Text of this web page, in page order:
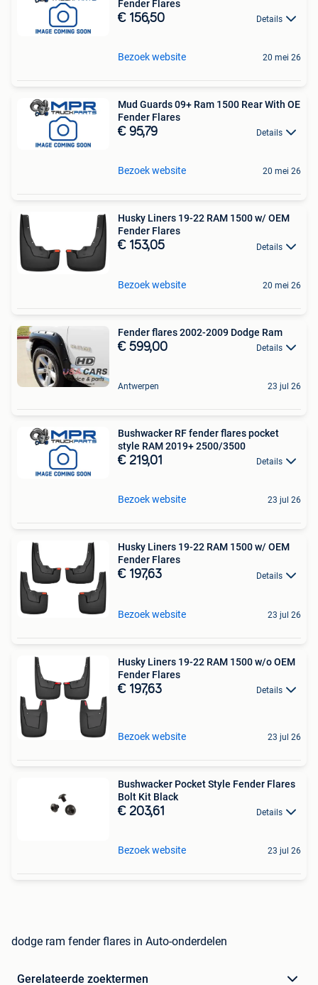
Fender Flares
€ 156,50 Details
Bezoek website 20 mei 26
Mud Guards 09+ Ram 1500 Rear With OE
Fender Flares
€ 95,79 Details
Bezoek website 20 mei 26
Husky Liners 19-22 RAM 1500 w/ OEM
Fender Flares
€ 153,05 Details
Bezoek website 20 mei 26
Fender flares 2002-2009 Dodge Ram
€ 599,00 Details
Antwerpen 23 jul 26
Bushwacker RF fender flares pocket
style RAM 2019+ 2500/3500
€ 219,01 Details
Bezoek website 23 jul 26
Husky Liners 19-22 RAM 1500 w/ OEM
Fender Flares
€ 197,63 Details
Bezoek website 23 jul 26
Husky Liners 19-22 RAM 1500 w/o OEM
Fender Flares
€ 197,63 Details
Bezoek website 23 jul 26
Bushwacker Pocket Style Fender Flares
Bolt Kit Black
€ 203,61 Details
Bezoek website 23 jul 26
dodge ram fender flares in Auto-onderdelen
Gerelateerde zoektermen